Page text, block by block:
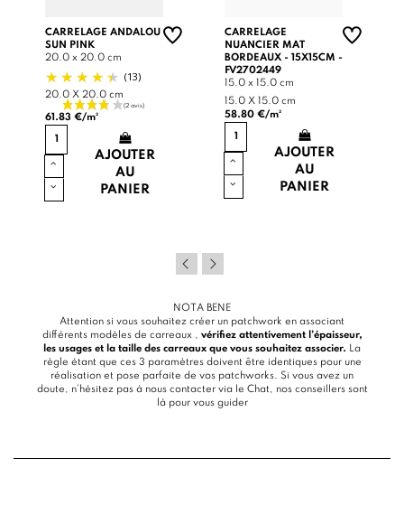
CARRELAGE ANDALOU
SUN PINK
20.0 x 20.0 cm
(13)
20.0 X 20.0 cm
61.83 €/m²
AJOUTER
AU
PANIER
CARRELAGE
NUANCIER MAT
BORDEAUX - 15X15CM -
FV2702449
15.0 x 15.0 cm
15.0 X 15.0 cm
58.80 €/m²
AJOUTER
AU
PANIER
NOTA BENE
Attention si vous souhaitez créer un patchwork en associant
différents modèles de carreaux , vérifiez attentivement l’épaisseur,
les usages et la taille des carreaux que vous souhaitez associer. La
règle étant que ces 3 paramètres doivent être identiques pour une
réalisation et pose parfaite de vos patchworks. Si vous avez un
doute, n’hésitez pas à nous contacter via le Chat, nos conseillers sont
là pour vous guider